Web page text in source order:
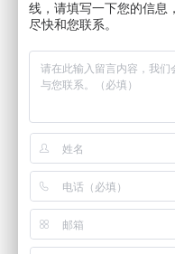
公司地址：北
联系电话：
线，请填写一下您的信息
尽快和您联系。